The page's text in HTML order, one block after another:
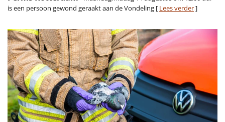
is een persoon gewond geraakt aan de Vondeling [ Lees verder]